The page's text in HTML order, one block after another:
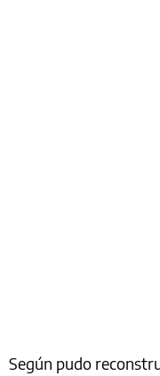
Según pudo